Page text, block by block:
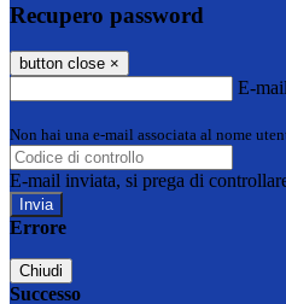
Recupero password
button close ×
E-mail
Non hai una e-mail associata al nome
E-mail inviata, si prega di
Errore
Chiudi
Successo